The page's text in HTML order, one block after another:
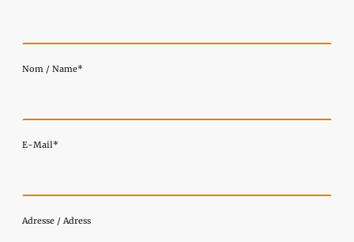
Nom / Name*
E-Mail*
Adresse / Adress